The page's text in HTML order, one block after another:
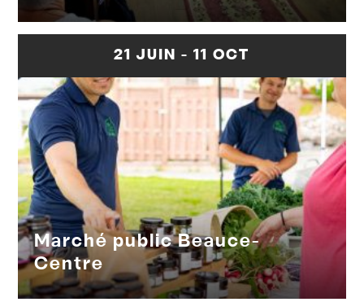
21 JUIN - 11 OCT
Marché public Beauce-
Centre